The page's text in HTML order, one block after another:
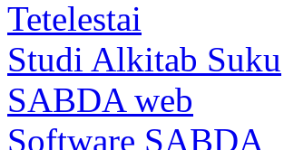
Tetelestai
Studi Alkitab Suku
SABDA web
Software SABDA